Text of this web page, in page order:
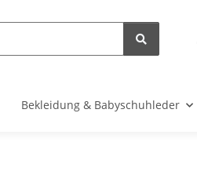
Bekleidung & Babyschuhleder